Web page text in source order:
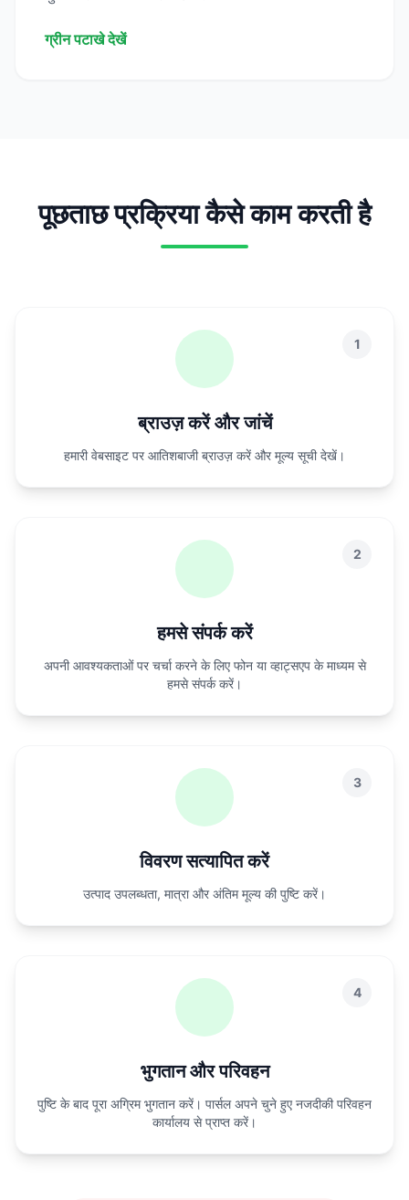
ग्रीन पटाखे देखें
पूछताछ प्रक्रिया कैसे काम करती है
1
ब्राउज़ करें और जांचें
हमारी वेबसाइट पर आतिशबाजी ब्राउज़ करें और मूल्य सूची देखें।
2
हमसे संपर्क करें
अपनी आवश्यकताओं पर चर्चा करने के लिए फोन या व्हाट्सएप के माध्यम से
हमसे संपर्क करें।
3
विवरण सत्यापित करें
उत्पाद उपलब्धता, मात्रा और अंतिम मूल्य की पुष्टि करें।
4
भुगतान और परिवहन
पुष्टि के बाद पूरा अग्रिम भुगतान करें। पार्सल अपने चुने हुए नजदीकी परिवहन
कार्यालय से प्राप्त करें।